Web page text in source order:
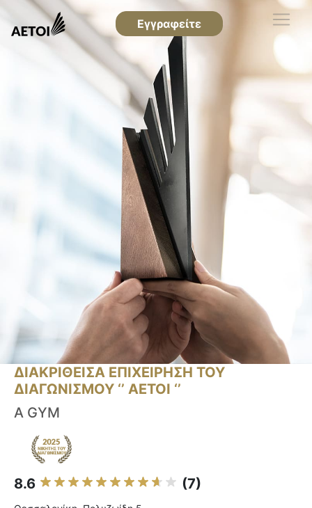
Εγγραφείτε
ΔΙΑΚΡΙΘΕΙΣΑ ΕΠΙΧΕΙΡΗΣΗ ΤΟΥ
ΔΙΑΓΩΝΙΣΜΟΥ ‘’ ΑΕΤΟΙ ‘’
A GYM
8.6 (7)